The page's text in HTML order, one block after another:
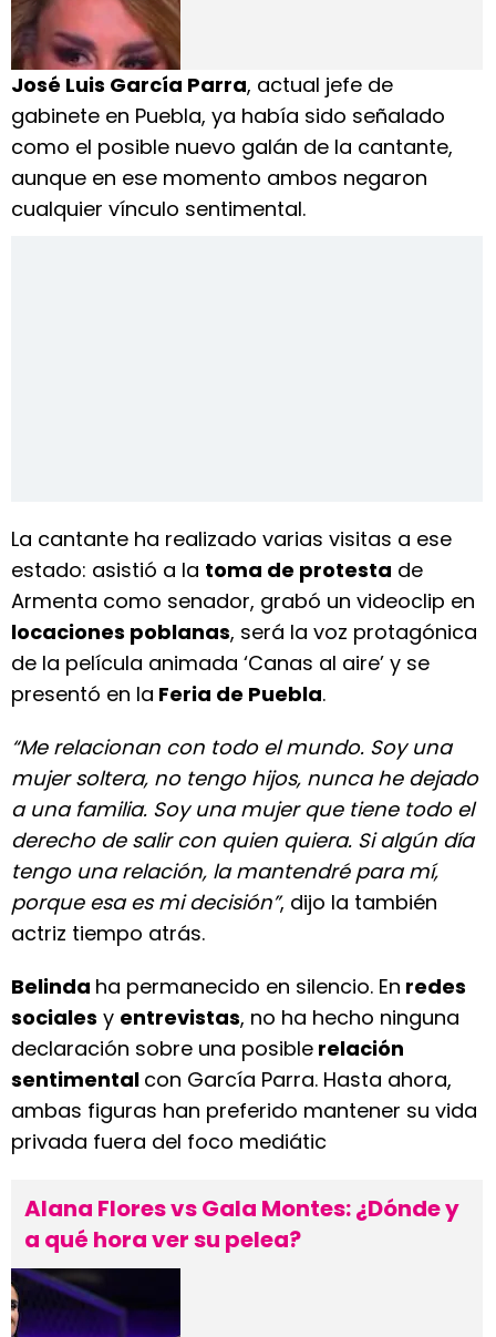
José Luis García Parra, actual jefe de
gabinete en Puebla, ya había sido señalado
como el posible nuevo galán de la cantante,
aunque en ese momento ambos negaron
cualquier vínculo sentimental.
La cantante ha realizado varias visitas a ese
estado: asistió a la toma de protesta de
Armenta como senador, grabó un videoclip en
locaciones poblanas, será la voz protagónica
de la película animada ‘Canas al aire’ y se
presentó en la Feria de Puebla.
“Me relacionan con todo el mundo. Soy una
mujer soltera, no tengo hijos, nunca he dejado
a una familia. Soy una mujer que tiene todo el
derecho de salir con quien quiera. Si algún día
tengo una relación, la mantendré para mí,
porque esa es mi decisión”, dijo la también
actriz tiempo atrás.
Belinda ha permanecido en silencio. En redes
sociales y entrevistas, no ha hecho ninguna
declaración sobre una posible relación
sentimental con García Parra. Hasta ahora,
ambas figuras han preferido mantener su vida
privada fuera del foco mediátic
Alana Flores vs Gala Montes: ¿Dónde y
a qué hora ver su pelea?